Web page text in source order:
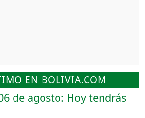
EN BOLIVIA.COM